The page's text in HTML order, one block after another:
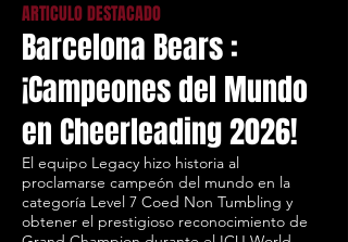
ARTICULO DESTACADO
Barcelona Bears :
¡Campeones del Mundo
en Cheerleading 2026!
El equipo Legacy hizo historia al
proclamarse campeón del mundo en la
categoría Level 7 Coed Non Tumbling y
obtener el prestigioso reconocimiento de